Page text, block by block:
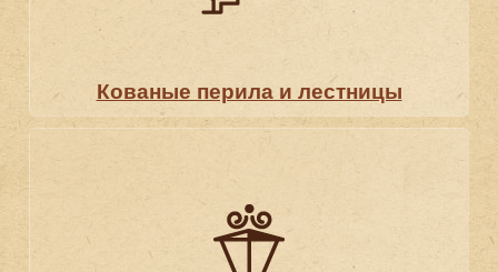
Кованые перила и лестницы